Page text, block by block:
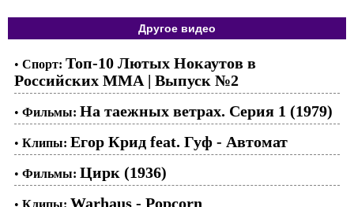
Другое видео
• Спорт: Топ-10 Лютых Нокаутов в
Российских ММА | Выпуск №2
• Фильмы: На таежных ветрах. Серия 1 (1979)
• Клипы: Егор Крид feat. Гуф - Автомат
• Фильмы: Цирк (1936)
• Клипы: Warhaus - Popcorn